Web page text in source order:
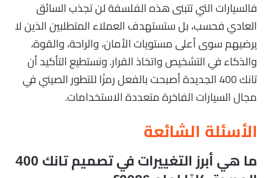
فالسيارات التي تتبنى هذه الفلسفة لن تجذب السائق
العادي فحسب، بل ستستهدف العملاء المتطلبين الذين لا
يرضيهم سوى أعلى مستويات الأمان، والراحة، والقوة،
والذكاء في التشخيص واتخاذ القرار. ونستطيع التأكيد أن
تانك 400 الجديدة أصبحت بالفعل رمزًا للتطور الصيني في
مجال السيارات الفاخرة متعددة الاستخدامات.
الأسئلة الشائعة
ما هي أبرز التغييرات في تصميم تانك 400